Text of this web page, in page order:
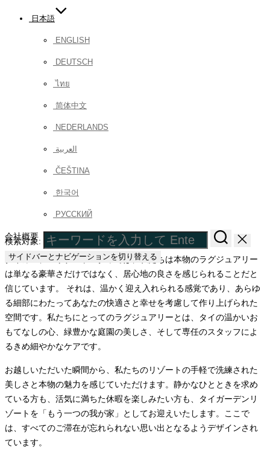
日本語
ENGLISH
DEUTSCH
ไทย
简体中文
NEDERLANDS
العربية
ČEŠTINA
한국어
РУССКИЙ
検索対象:
サイドバーとナビゲーションを切り替える
会社概要
タイガーデンリゾートパタヤでは、私たちは本物のラグジュアリー
は単なる豪華さだけではなく、居心地の良さを感じられることだと
信じています。 それは、温かく迎え入れられる感覚であり、あらゆ
る細部にわたってあなたの快適さと幸せを考慮して作り上げられた
空間です。私たちにとってのラグジュアリーとは、タイの温かいお
もてなしの心、緑豊かな庭園の美しさ、そして専任のスタッフによ
るきめ細やかなケアです。
お越しいただいた瞬間から、私たちのリゾートの手軽で洗練された
美しさと本物の魅力を感じていただけます。静かなひとときを求め
ている方も、活気に満ちた休暇を楽しみたい方も、タイガーデンリ
ゾートを「もう一つの我が家」としてお迎えいたします。ここで
は、すべてのご滞在が忘れられない思い出となるようデザインされ
ています。